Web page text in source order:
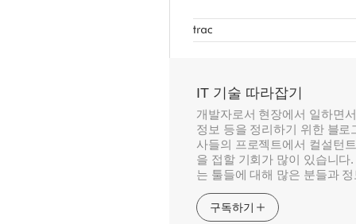
IT 기술 따라잡기
개발자로서 현장에서 일하면
정보 등을 정리하기 위한 블
사들의 프로젝트에서 컬설턴
을 접할 기회가 많이 있습니
는 툴들에 대해 많은 분들과
구독하기